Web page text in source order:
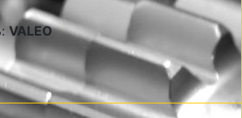
VALEO